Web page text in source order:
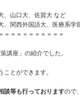
、山口大、佐賀大 など
、関西外国語大、医療系学
＝＝＝＝＝＝＝＝＝＝
講座」の紹介でした。
とができます。
談等も行っておりますので